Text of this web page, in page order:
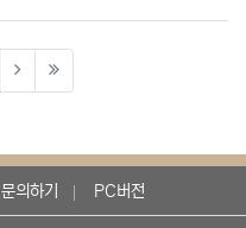
문의하기 PC버전